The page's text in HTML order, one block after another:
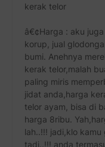
kerak telor
â€¢Harga : aku
korup, jual
bumi. Anehnya
kerak telor,malah
paling miris
jidat anda,harga
telor ayam, bisa di
harga 8ribu.
lah..!!! jadi,klo
tadi..!!! anda